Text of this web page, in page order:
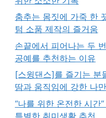
춤추는 몸짓에 가죽 한
텀 소품 제작의 즐거움
손끝에서 피어나는 두
공예를 추천하는 이유
[스윙댄스]를 즐기는 분
땀과 움직임에 강한 나
“나를 위한 온전한 시간
특별한 취미생활 추천